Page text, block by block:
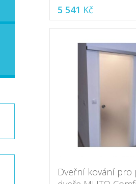
5 541 Kč
Dveřní kování pro